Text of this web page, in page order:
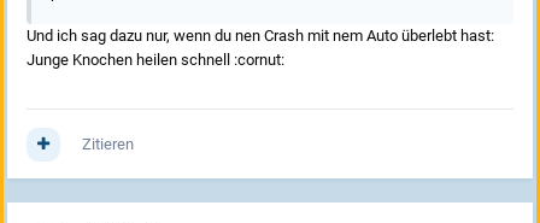
Und ich sag dazu nur, wenn du nen Crash mit nem Auto überlebt hast:
Junge Knochen heilen schnell :cornut:
Zitieren